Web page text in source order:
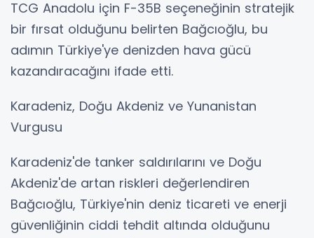
TCG Anadolu için F-35B seçeneğinin stratejik
bir fırsat olduğunu belirten Bağcıoğlu, bu
adımın Türkiye'ye denizden hava gücü
kazandıracağını ifade etti.
Karadeniz, Doğu Akdeniz ve Yunanistan
Vurgusu
Karadeniz'de tanker saldırılarını ve Doğu
Akdeniz'de artan riskleri değerlendiren
Bağcıoğlu, Türkiye'nin deniz ticareti ve enerji
güvenliğinin ciddi tehdit altında olduğunu